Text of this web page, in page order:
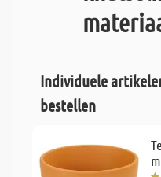
Individuele
bestellen